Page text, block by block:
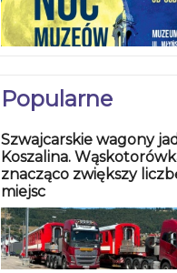
Popularne
Szwajcarskie wagony
Koszalina.
znacząco zwiększy
miejsc